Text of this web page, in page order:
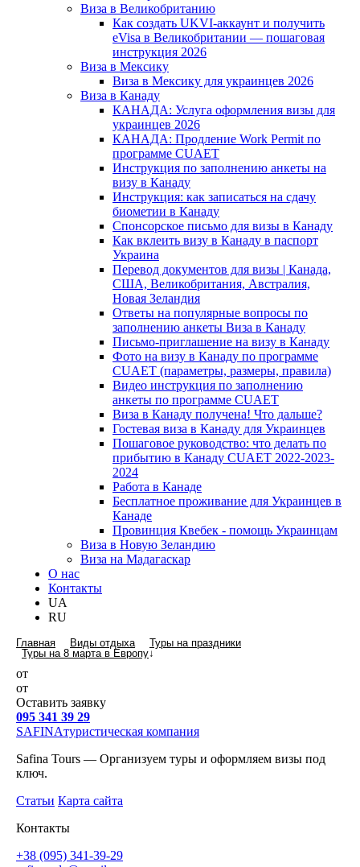
Виза в Великобританию
Как создать UKVI-аккаунт и получить
eVisa в Великобритании — пошаговая
инструкция 2026
Виза в Мексику
Виза в Мексику для украинцев 2026
Виза в Канаду
КАНАДА: Услуга оформления визы для
украинцев 2026
КАНАДА: Продление Work Permit по
программе CUAET
Инструкция по заполнению анкеты на
визу в Канаду
Инструкция: как записаться на сдачу
биометии в Канаду
Спонсорское письмо для визы в Канаду
Как вклеить визу в Канаду в паспорт
Украина
Перевод документов для визы | Канада,
США, Великобритания, Австралия,
Новая Зеландия
Ответы на популярные вопросы по
заполнению анкеты Виза в Канаду
Письмо-приглашение на визу в Канаду
Фото на визу в Канаду по программе
CUAET (параметры, размеры, правила)
Видео инструкция по заполнению
анкеты по программе CUAET
Виза в Канаду получена! Что дальше?
Гостевая виза в Канаду для Украинцев
Пошаговое руководство: что делать по
прибытию в Канаду CUAET 2022-2023-
2024
Работа в Канаде
Бесплатное проживание для Украинцев в
Канаде
Провинция Квебек - помощь Украинцам
Виза в Новую Зеландию
Виза на Мадагаскар
О нас
Контакты
UA
RU
Главная Виды отдыха
Туры на праздники
Туры на 8 марта в Европу↓
от
от
Оставить заявку
095 341 39 29
SAFINAтуристическая компания
Safina Tours — Организуем туры и оформляем визы под
ключ.
Статьи Карта сайта
Контакты
+38 (095) 341-39-29